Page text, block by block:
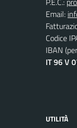
Email:
Codice
IBAN
IT 96 V
UTILITÀ